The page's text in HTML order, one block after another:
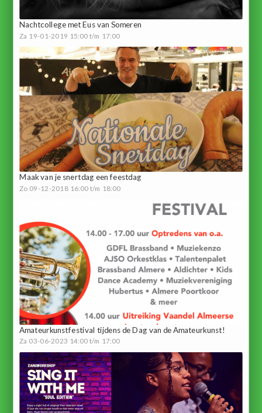
Nachtcollege met Eus van Someren
Za 19-01-2019 15:00 t/m 17:00
Maak van je snertdag een feestdag
Zo 09-12-2018 16:00 t/m 18:00
Amateurkunstfestival tijdens de Dag van de Amateurkunst!
Za 03-06-2023 14:00 t/m 17:00